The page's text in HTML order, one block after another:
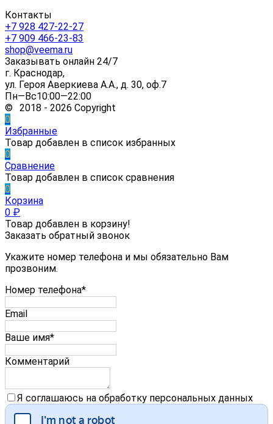
Контакты
+7 928 427-22-27
+7 909 466-23-83
shop@veema.ru
Заказывать онлайн 24/7
г. Краснодар,
ул. Героя Аверкиева А.А., д. 30, оф.7
Пн—Вс10:00—22:00
© 2018 - 2026 Copyright
0
Избранные
Товар добавлен в список избранных
0
Сравнение
Товар добавлен в список сравнения
0
Корзина
0 ₽
Товар добавлен в корзину!
Заказать обратный звонок
Укажите номер телефона и мы обязательно Вам
прозвоним.
Номер телефона*
Email
Ваше имя*
Комментарий
Я соглашаюсь на обработку персональных данных